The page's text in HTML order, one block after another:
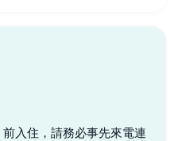
入住，請務必事先來電連